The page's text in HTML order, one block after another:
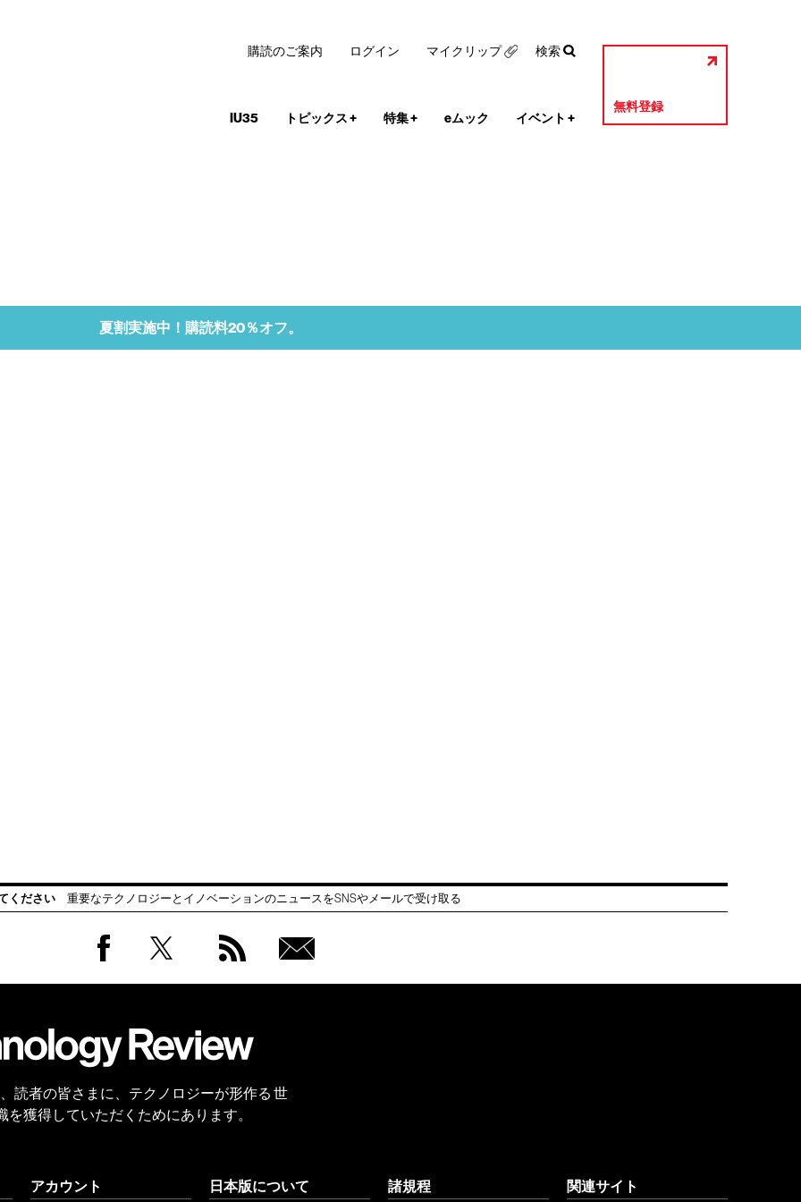
IU35 トピックス+ 特集+ eムック イベント +
無料登録
購読のご案内 ログイン マイクリップ 検索
夏割実施中！購読料20％オフ。
ください 重要なテクノロジーとイノベーションのニュースをSNSやメールで受け取る
会員
、読者の皆さまに、テクノロジーが形作る 世
獲得していただくためにあります。
アカウント 日本版について 諸規程 関連サイト